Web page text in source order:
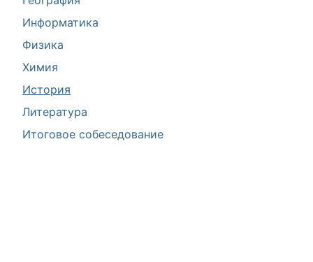
Информатика
Физика
Химия
История
Литература
Итоговое собеседование